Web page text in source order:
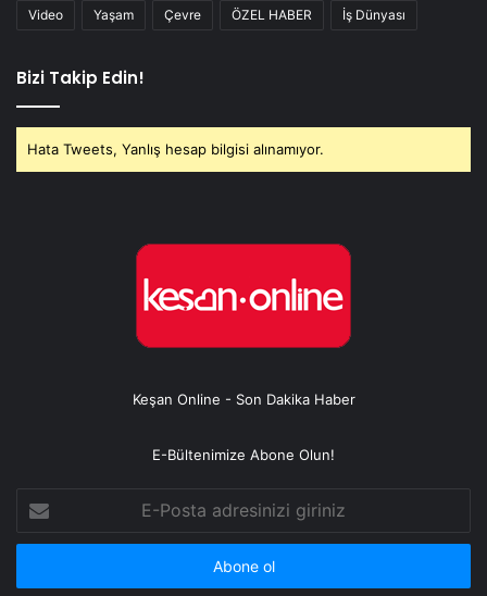
Video Yaşam Çevre ÖZEL HABER İş Dünyası
Bizi Takip Edin!
Hata Tweets, Yanlış hesap bilgisi alınamıyor.
Keşan Online - Son Dakika Haber
E-Bültenimize Abone Olun!
Posta
adresinizi